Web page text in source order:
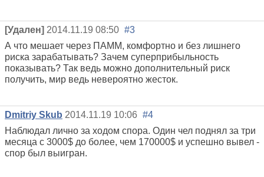
[Удален] 2014.11.19 08:50 #3
А что мешает через ПАММ, комфортно и без лишнего
риска зарабатывать? Зачем суперприбыльность
показывать? Так ведь можно дополнительный риск
получить, мир ведь невероятно жесток.
Dmitriy Skub 2014.11.19 10:06 #4
Наблюдал лично за ходом спора. Один чел поднял за три
месяца с 3000$ до более, чем 170000$ и успешно вывел -
спор был выигран.